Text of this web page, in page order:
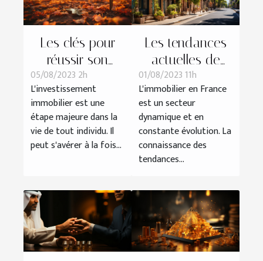
Les clés pour
réussir son
premier
investissement
immobilier
05/08/2023 2h
L'investissement
immobilier est une
étape majeure dans la
vie de tout individu. Il
peut s'avérer à la fois...
Les tendances
actuelles de
l'immobilier en
France
01/08/2023 11h
L'immobilier en France
est un secteur
dynamique et en
constante évolution. La
connaissance des
tendances...